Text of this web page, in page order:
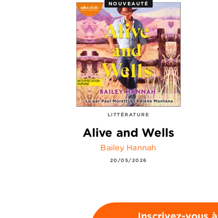
NOUVEAUTÉ
LITTÉRATURE
Alive and Wells
Bailey Hannah
20/05/2026